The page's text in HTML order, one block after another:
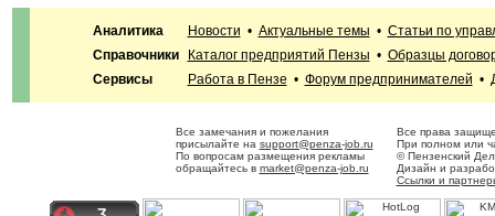
Аналитика Новости • Актуальные темы • Статьи по
Справочники
Каталог предприятий Пензы • Образцы
Сервисы
Работа в Пензе • Форум предпринимателей •
Все замечания и пожелания
присылайте на support@penza-job.ru
По вопросам размещения рекламы
обращайтесь в market@penza-job.ru
Все права
При полном или
© Пензенский
Дизайн и
Ссылки и